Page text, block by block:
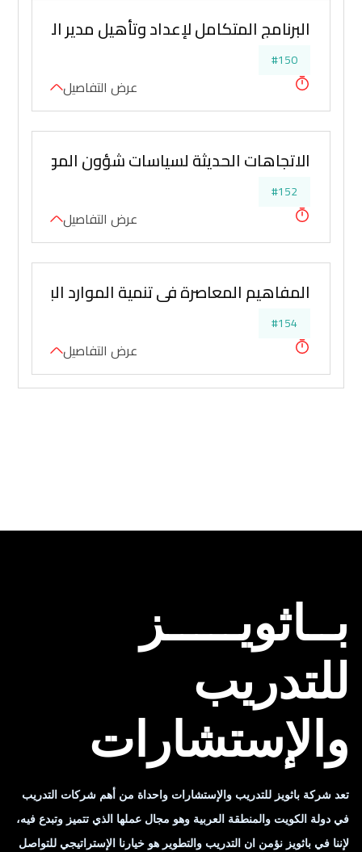
البرنامج المتكامل لإعداد وتأهيل مدير الموارد
#150
عرض التفاصيل
الاتجاهات الحديثة لسياسات شؤون الموظفين
#152
عرض التفاصيل
المفاهيم المعاصرة في تنمية الموارد
#154
عرض التفاصيل
بــاثويـــــز
للتدريب
والإستشارات
تعد شركة باثويز للتدريب والإستشارات واحداة من أهم شركات التدريب
في دولة الكويت والمنطقة العربية وهو مجال عملها الذي تتميز وتبدع فيه،
لإننا في باثويز نؤمن ان التدريب والتطوير هو خيارنا الإستراتيجي للتواصل